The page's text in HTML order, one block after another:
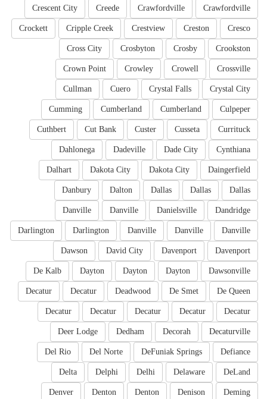
Crawfordville
Crawfordville
Creede
Crescent City
Cresco
Creston
Crestview
Cripple Creek
Crockett
Crookston
Crosby
Crosbyton
Cross City
Crossville
Crowell
Crowley
Crown Point
Crystal City
Crystal Falls
Cuero
Cullman
Culpeper
Cumberland
Cumberland
Cumming
Currituck
Cusseta
Custer
Cut Bank
Cuthbert
Cynthiana
Dade City
Dadeville
Dahlonega
Daingerfield
Dakota City
Dakota City
Dalhart
Dallas
Dallas
Dallas
Dalton
Danbury
Dandridge
Danielsville
Danville
Danville
Danville
Danville
Danville
Darlington
Darlington
Davenport
Davenport
David City
Dawson
Dawsonville
Dayton
Dayton
Dayton
De Kalb
De Queen
De Smet
Deadwood
Decatur
Decatur
Decatur
Decatur
Decatur
Decatur
Decatur
Decaturville
Decorah
Dedham
Deer Lodge
Defiance
DeFuniak Springs
Del Norte
Del Rio
DeLand
Delaware
Delhi
Delphi
Delta
Deming
Denison
Denton
Denton
Denver